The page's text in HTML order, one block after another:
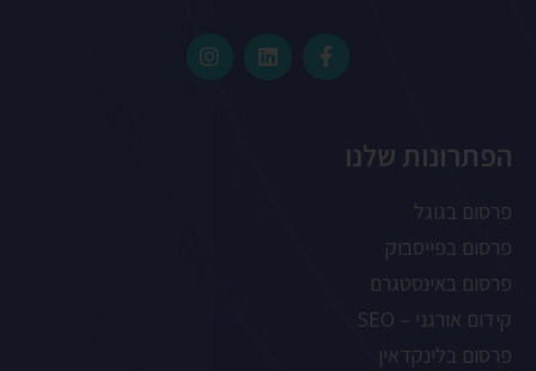
הפתרונות שלנו
פרסום בגוגל
פרסום בפייסבוק
פרסום באינסטגרם
קידום אורגני – SEO
פרסום בלינקדאין